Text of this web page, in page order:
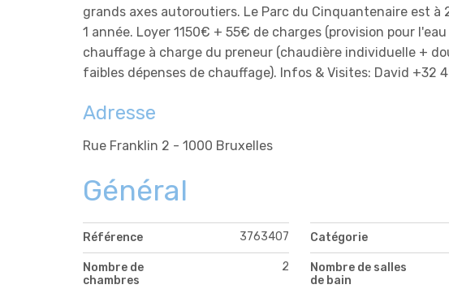
grands axes autoroutiers. Le Parc du Cinquantenaire est à
1 année. Loyer 1150€ + 55€ de charges (provision pour
chauffage à charge du preneur (chaudière individuelle +
faibles dépenses de chauffage). Infos & Visites: David +32
Adresse
Rue Franklin 2 - 1000 Bruxelles
Général
Référence 3763407 Catégorie
Nombre de
chambres
2
Nombre de salles
de bain